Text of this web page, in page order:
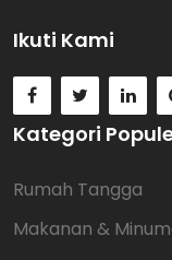
Ikuti Kami
Kategori
Rumah Tangga
Makanan &